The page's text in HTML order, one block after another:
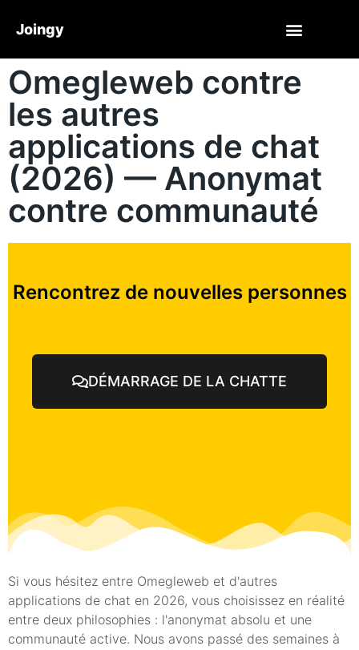
Joingy
Omegleweb contre
les autres
applications de chat
(2026) — Anonymat
contre communauté
Rencontrez de nouvelles personnes
DÉMARRAGE DE LA CHATTE
Si vous hésitez entre Omegleweb et d'autres
applications de chat en 2026, vous choisissez en réalité
entre deux philosophies : l'anonymat absolu et une
communauté active. Nous avons passé des semaines à